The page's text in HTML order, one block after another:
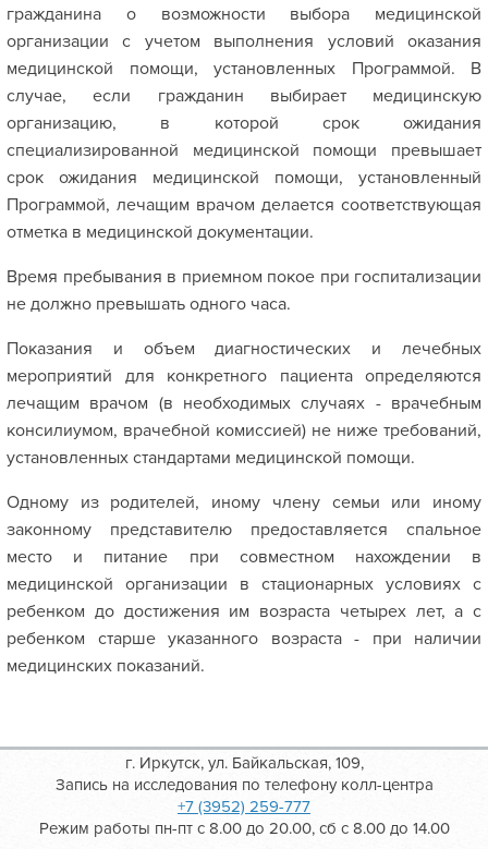
гражданина о возможности выбора медицинской
организации с учетом выполнения условий оказания
медицинской помощи, установленных Программой. В
случае, если гражданин выбирает медицинскую
организацию, в которой срок ожидания
специализированной медицинской помощи превышает
срок ожидания медицинской помощи, установленный
Программой, лечащим врачом делается соответствующая
отметка в медицинской документации.
Время пребывания в приемном покое при госпитализации
не должно превышать одного часа.
Показания и объем диагностических и лечебных
мероприятий для конкретного пациента определяются
лечащим врачом (в необходимых случаях - врачебным
консилиумом, врачебной комиссией) не ниже требований,
установленных стандартами медицинской помощи.
Одному из родителей, иному члену семьи или иному
законному представителю предоставляется спальное
место и питание при совместном нахождении в
медицинской организации в стационарных условиях с
ребенком до достижения им возраста четырех лет, а с
ребенком старше указанного возраста - при наличии
медицинских показаний.
г. Иркутск, ул. Байкальская, 109,
Запись на исследования по телефону колл-центра
+7 (3952) 259-777
Режим работы пн-пт с 8.00 до 20.00, сб с 8.00 до 14.00